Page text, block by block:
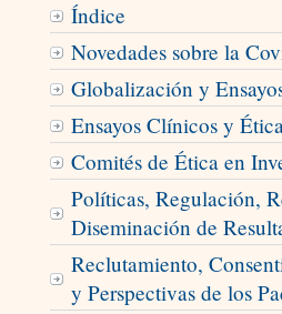
Índice
Novedades sobre la
Globalización y
Ensayos Clínicos y
Comités de Ética en
Políticas, Regulación,
Diseminación de
Reclutamiento,
y Perspectivas de los